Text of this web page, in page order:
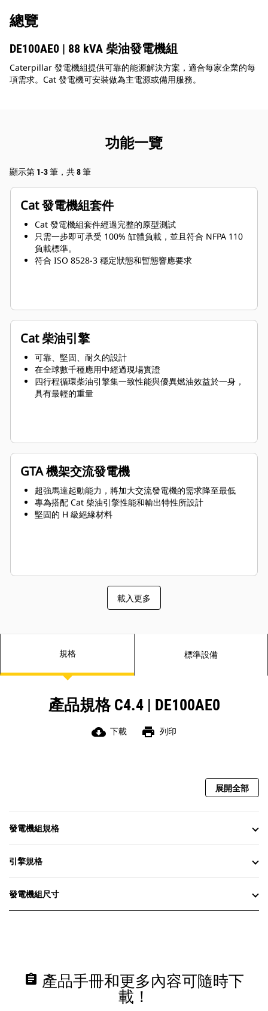
總覽
DE100AE0 | 88 kVA 柴油發電機組
Caterpillar 發電機組提供可靠的能源解決方案，適合每家企業的每
項需求。Cat 發電機可安裝做為主電源或備用服務。
功能一覽
顯示第 1-3 筆，共 8 筆
Cat 發電機組套件
Cat 發電機組套件經過完整的原型測試
只需一步即可承受 100% 缸體負載，並且符合 NFPA 110
負載標準。
符合 ISO 8528-3 穩定狀態和暫態響應要求
Cat 柴油引擎
可靠、堅固、耐久的設計
在全球數千種應用中經過現場實證
四行程循環柴油引擎集一致性能與優異燃油效益於一身，
具有最輕的重量
GTA 機架交流發電機
超強馬達起動能力，將加大交流發電機的需求降至最低
專為搭配 Cat 柴油引擎性能和輸出特性所設計
堅固的 H 級絕緣材料
載入更多
規格 標準設備
產品規格 C4.4 | DE100AE0
cloud_download 下載 print 列印
展開全部
發電機組規格
引擎規格
發電機組尺寸
assignment 產品手冊和更多內容可隨時下
載！